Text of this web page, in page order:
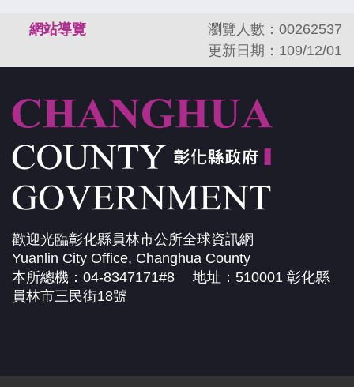
網站導覽
瀏覽人數：00262537
更新日期：109/12/01
歡迎光臨彰化縣員林市公所全球資訊網
Yuanlin City Office, Changhua County
本所總機：04-8347171#8 地址：510001 彰化縣
員林市三民街18號